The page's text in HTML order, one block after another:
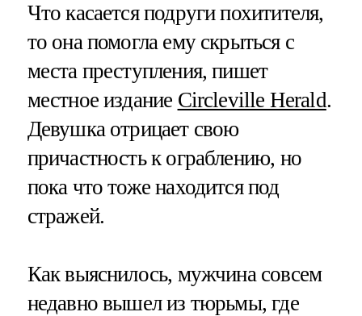
Что касается подруги похитителя,
то она помогла ему скрыться с
места преступления, пишет
местное издание Circleville Herald.
Девушка отрицает свою
причастность к ограблению, но
пока что тоже находится под
стражей.
Как выяснилось, мужчина совсем
недавно вышел из тюрьмы, где